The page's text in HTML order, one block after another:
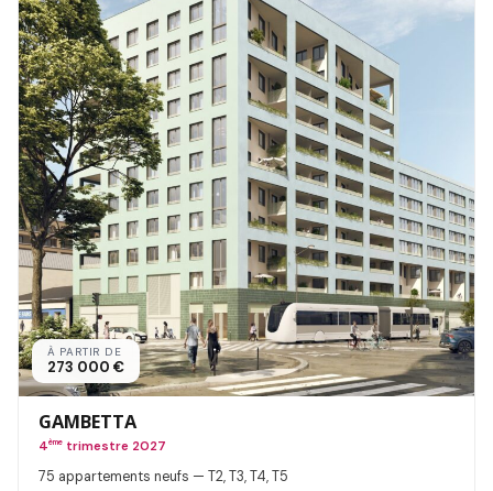
À PARTIR DE
273 000 €
GAMBETTA
4ème trimestre 2027
75 appartements neufs — T2, T3, T4, T5